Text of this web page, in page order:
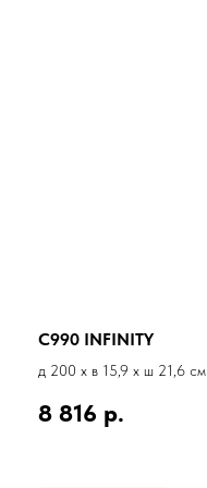
C990 INFINITY
д 200 x в 15,9 x ш 21,6 см
8 816 р.